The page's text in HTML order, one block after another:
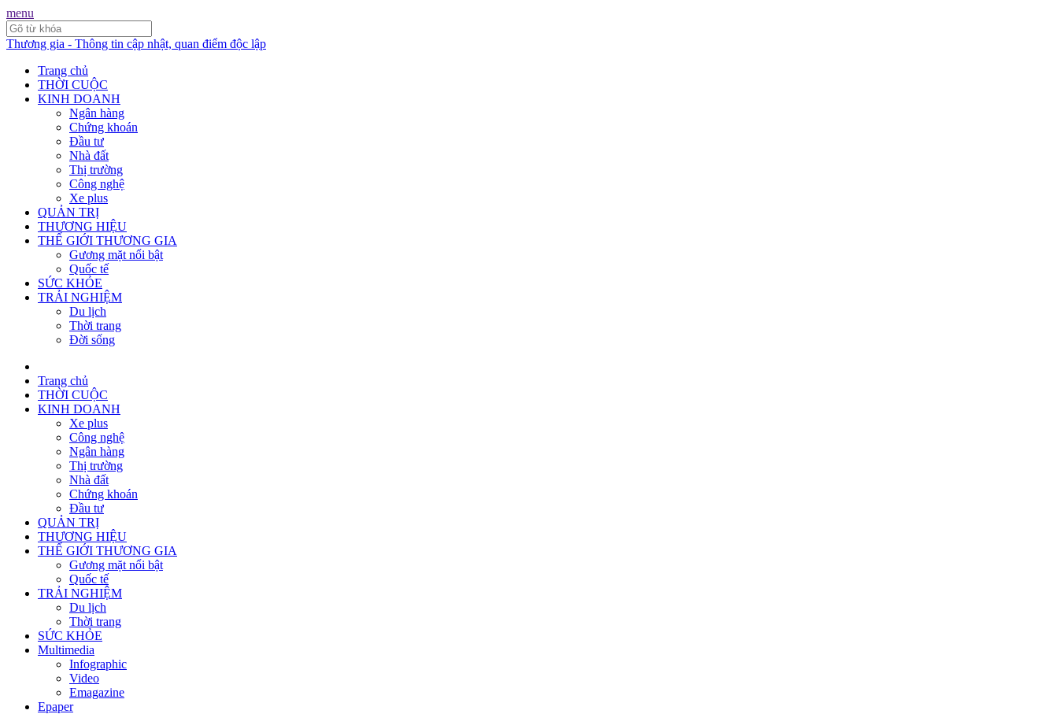
menu
Thương gia - Thông tin cập nhật, quan điểm độc lập
Trang chủ
THỜI CUỘC
KINH DOANH
Ngân hàng
Chứng khoán
Đầu tư
Nhà đất
Thị trường
Công nghệ
Xe plus
QUẢN TRỊ
THƯƠNG HIỆU
THẾ GIỚI THƯƠNG GIA
Gương mặt nổi bật
Quốc tế
SỨC KHỎE
TRẢI NGHIỆM
Du lịch
Thời trang
Đời sống
Trang chủ
THỜI CUỘC
KINH DOANH
Xe plus
Công nghệ
Ngân hàng
Thị trường
Nhà đất
Chứng khoán
Đầu tư
QUẢN TRỊ
THƯƠNG HIỆU
THẾ GIỚI THƯƠNG GIA
Gương mặt nổi bật
Quốc tế
TRẢI NGHIỆM
Du lịch
Thời trang
SỨC KHỎE
Multimedia
Infographic
Video
Emagazine
Epaper